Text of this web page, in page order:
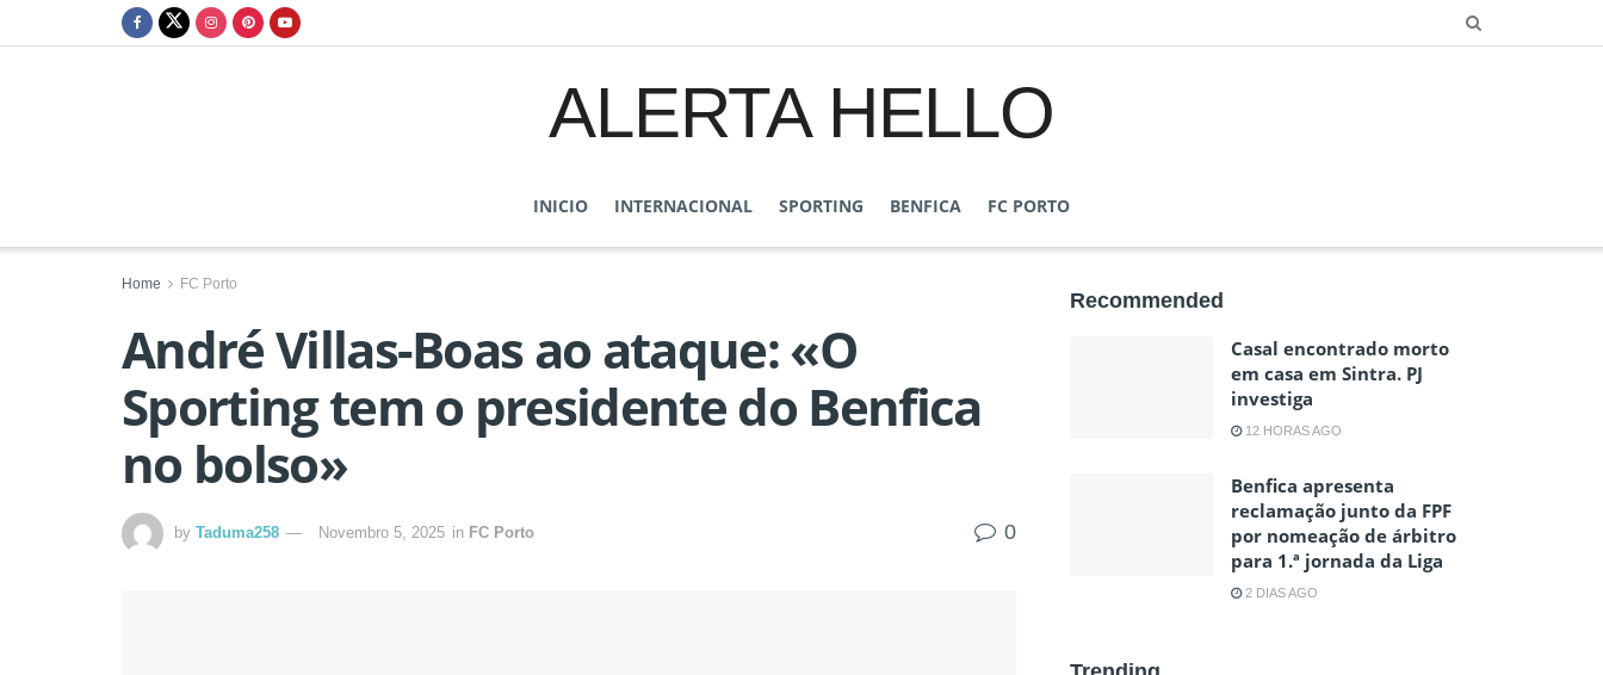
ALERTA HELLO
INICIO INTERNACIONAL SPORTING BENFICA FC PORTO
Home FC Porto
André Villas-Boas ao ataque: «O
Sporting tem o presidente do Benfica
no bolso»
by Taduma258 Novembro 5, 2025 in FC Porto 0
Recommended
Casal encontrado morto
em casa em Sintra. PJ
investiga
12 HORAS AGO
Benfica apresenta
reclamação junto da FPF
por nomeação de árbitro
para 1.ª jornada da Liga
2 DIAS AGO